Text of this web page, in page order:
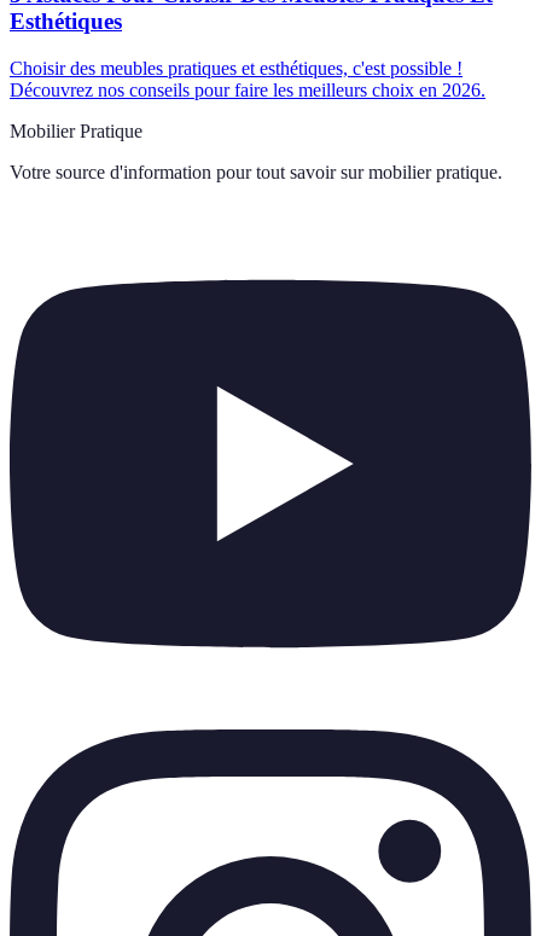
Esthétiques
Choisir des meubles pratiques et esthétiques, c'est possible !
Découvrez nos conseils pour faire les meilleurs choix en 2026.
Mobilier Pratique
Votre source d'information pour tout savoir sur mobilier pratique.